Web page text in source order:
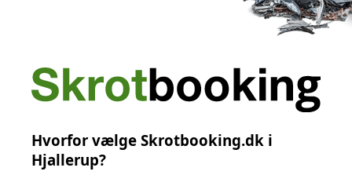
Hvorfor vælge Skrotbooking.dk i
Hjallerup?